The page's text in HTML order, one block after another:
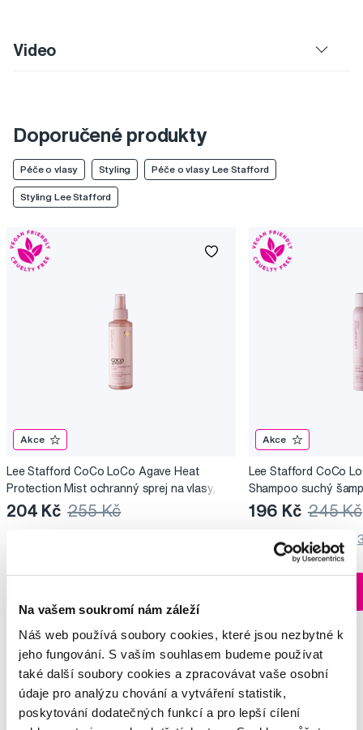
Na vašem soukromí nám záleží
Náš web používá soubory cookies, které jsou nezbytné k
jeho fungování. S vaším souhlasem budeme používat
také další soubory cookies a zpracovávat vaše osobní
údaje pro analýzu chování a vytváření statistik,
poskytování dodatečných funkcí a pro lepší cílení
Video
Doporučené produkty
Péče o vlasy Styling Péče o vlasy Lee Stafford
Styling Lee Stafford
Akce
Lee Stafford CoCo LoCo Agave Heat
Protection Mist ochranný sprej na vlasy,
150 ml
204 Kč 255 Kč
Skladem > 5 ks
12 prodejnách
Akce
Lee Stafford CoCo
Shampoo suchý
196 Kč 245 Kč
4,5 /5
Vybrané dotazy a články